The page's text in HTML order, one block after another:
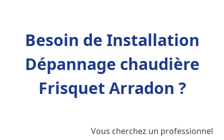
Besoin de Installation
Dépannage chaudière
Frisquet Arradon ?
Vous cherchez un professionnel